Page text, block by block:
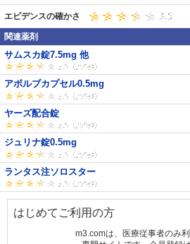
エビデンスの確かさ
関連薬剤
サムスカ錠7.5mg 他
アボルブカプセル0.5mg
ヤーズ配合錠
ジュリナ錠0.5mg
ランタス注ソロスター
はじめてご利用の方
m3.comは、医療従事者のみ